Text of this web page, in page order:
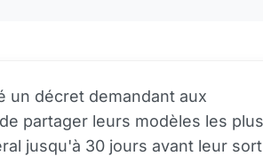
un décret demandant aux
partager leurs modèles les plus
jusqu'à 30 jours avant leur